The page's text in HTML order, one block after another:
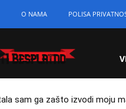
O NAMA POLISA
sam ga zašto izvodi moju